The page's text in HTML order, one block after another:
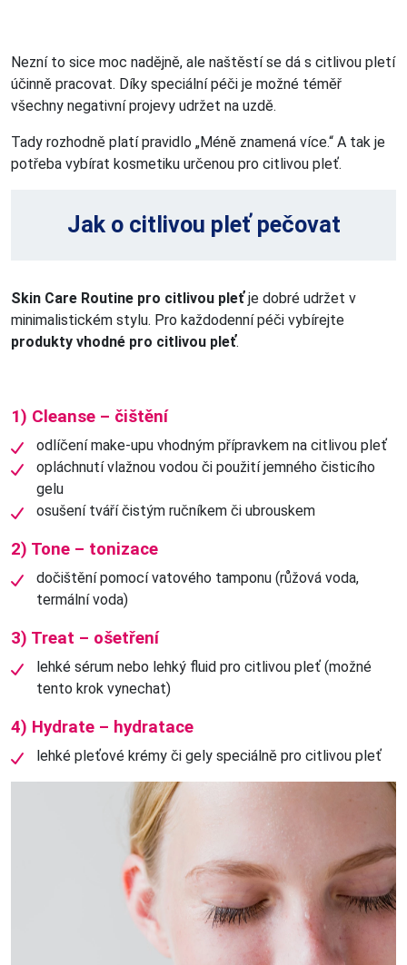
Nezní to sice moc nadějně, ale naštěstí se dá s citlivou pletí
účinně pracovat. Díky speciální péči je možné téměř
všechny negativní projevy udržet na uzdě.
Tady rozhodně platí pravidlo „Méně znamená více.“ A tak je
potřeba vybírat kosmetiku určenou pro citlivou pleť.
Jak o citlivou pleť pečovat
Skin Care Routine pro citlivou pleťje dobré udržet v
minimalistickém stylu. Pro každodenní péči vybírejte
produkty vhodné pro citlivou pleť.
1) Cleanse – čištění
odlíčení make-upu vhodným přípravkem na citlivou pleť
opláchnutí vlažnou vodou či použití jemného čisticího
gelu
osušení tváří čistým ručníkem či ubrouskem
2) Tone – tonizace
dočištění pomocí vatového tamponu (růžová voda,
termální voda)
3) Treat – ošetření
lehké sérum nebo lehký fluid pro citlivou pleť (možné
tento krok vynechat)
4) Hydrate – hydratace
lehké pleťové krémy či gely speciálně pro citlivou pleť